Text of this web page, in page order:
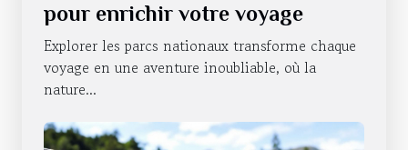
pour enrichir votre voyage
Explorer les parcs nationaux transforme chaque
voyage en une aventure inoubliable, où la
nature...